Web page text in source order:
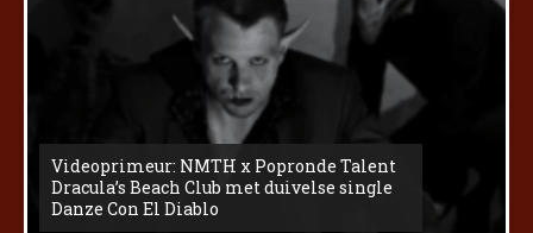
Videoprimeur: NMTH x Popronde Talent
Dracula’s Beach Club met duivelse single
Danze Con El Diablo